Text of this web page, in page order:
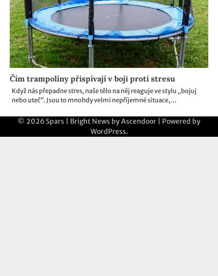
Čím trampolíny přispívají v boji proti stresu
Když nás přepadne stres, naše tělo na něj reaguje ve stylu „bojuj
nebo uteč“. Jsou to mnohdy velmi nepříjemné situace,…
© 2026 Spars | Bright News byAscendoor | Powered by
WordPress.